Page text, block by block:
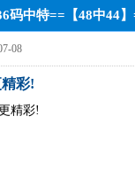
码中特==【48中44
08
彩!
精彩!